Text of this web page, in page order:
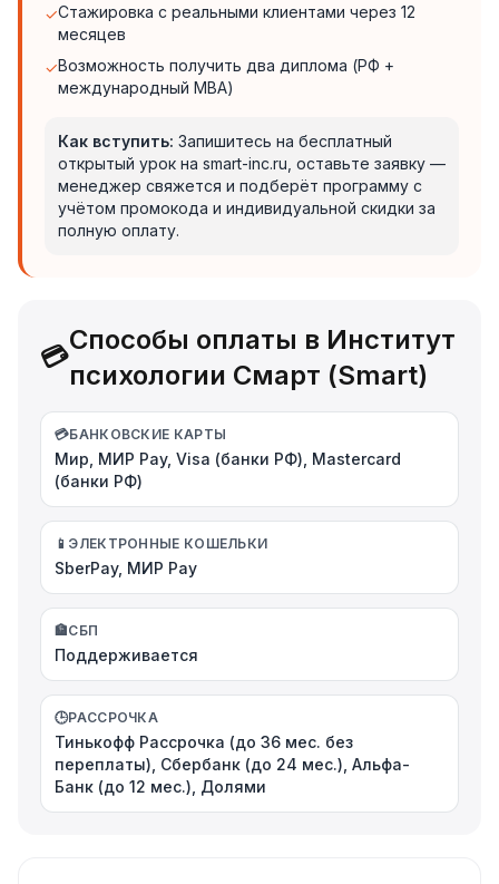
✓Стажировка с реальными клиентами через 12
месяцев
✓Возможность получить два диплома (РФ +
международный MBA)
Как вступить: Запишитесь на бесплатный
открытый урок на smart-inc.ru, оставьте заявку —
менеджер свяжется и подберёт программу с
учётом промокода и индивидуальной скидки за
полную оплату.
💳
Способы оплаты в Институт
психологии Смарт (Smart)
💳БАНКОВСКИЕ КАРТЫ
Мир, МИР Pay, Visa (банки РФ), Mastercard
(банки РФ)
📱 ЭЛЕКТРОННЫЕ КОШЕЛЬКИ
SberPay, МИР Pay
🏦СБП
Поддерживается
🕒РАССРОЧКА
Тинькофф Рассрочка (до 36 мес. без
переплаты), Сбербанк (до 24 мес.), Альфа-
Банк (до 12 мес.), Долями